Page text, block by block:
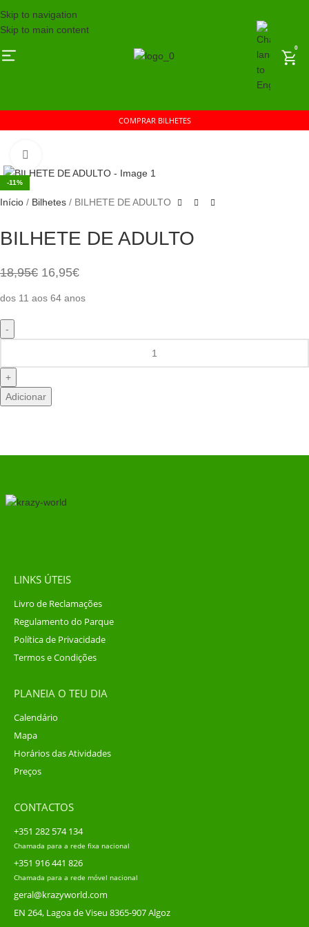
Skip to navigation
Skip to main content
0
COMPRAR BILHETES
-11%
Início Bilhetes BILHETE DE ADULTO
BILHETE DE ADULTO
18,95€ 16,95€
dos 11 aos 64 anos
Adicionar
LINKS ÚTEIS
Livro de Reclamações
Regulamento do Parque
Política de Privacidade
Termos e Condições
PLANEIA O TEU DIA
Calendário
Mapa
Horários das Atividades
Preços
CONTACTOS
+351 282 574 134
Chamada para a rede fixa nacional
+351 916 441 826
Chamada para a rede móvel nacional
geral@krazyworld.com
EN 264, Lagoa de Viseu 8365-907 Algoz